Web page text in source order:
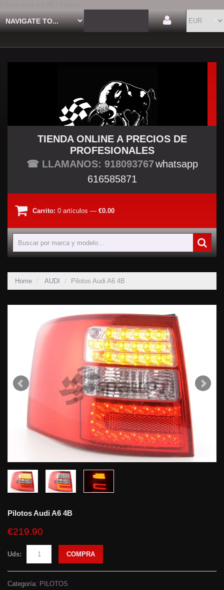
TU TIENDA TUNING
TIENDA ONLINE A PRECIOS DE
PROFESIONALES
☎ LLAMANOS: 918093767whatsapp
616585871
Carrito: 0 artículos — €0.00
Home AUDI Pilotos Audi A6 4B
Pilotos Audi A6 4B
€219.90
Uds: COMPRA
Categoría: PILOTOS